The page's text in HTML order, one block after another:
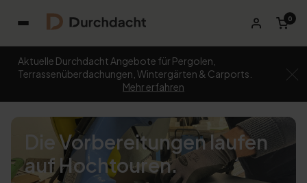
0
Aktuelle Durchdacht Angebote für Pergolen,
Terrassenüberdachungen, Wintergärten & Carports.
Mehr erfahren
Die Vorbereitungen laufen
auf Hochtouren.